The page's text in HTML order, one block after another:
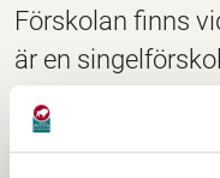
Förskolan finns
är en
till sex år.
Besöksadress